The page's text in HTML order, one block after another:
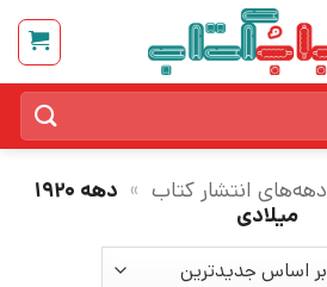
دهه‌های انتشار کتاب »
دهه ۱۹۲۰
میلادی